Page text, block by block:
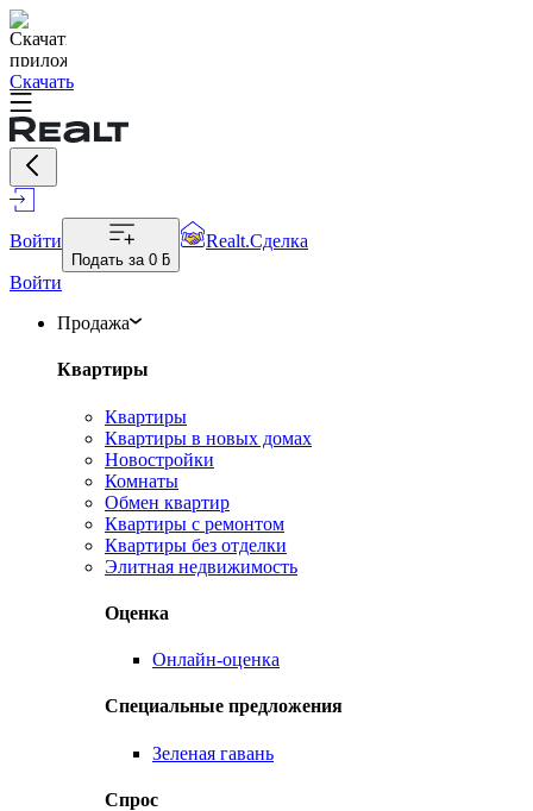
Скачать
Войти
Подать за 0 ƃ
Realt.Сделка
Войти
Продажа
Квартиры
Квартиры
Квартиры в новых домах
Новостройки
Комнаты
Обмен квартир
Квартиры с ремонтом
Квартиры без отделки
Элитная недвижимость
Оценка
Онлайн-оценка
Специальные предложения
Зеленая гавань
Спрос